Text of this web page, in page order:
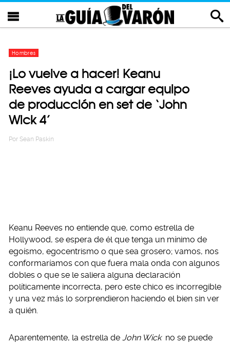
Hombres
¡Lo vuelve a hacer! Keanu
Reeves ayuda a cargar equipo
de producción en set de ‘John
Wick 4’
Por Sean Paskin
Keanu Reeves no entiende que, como estrella de
Hollywood, se espera de él que tenga un mínimo de
egoísmo, egocentrismo o que sea grosero; vamos, nos
conformaríamos con que fuera mala onda con algunos
dobles o que se le saliera alguna declaración
políticamente incorrecta, pero este chico es incorregible
y una vez más lo sorprendieron haciendo el bien sin ver
a quién.
Aparentemente, la estrella de John Wick no se puede